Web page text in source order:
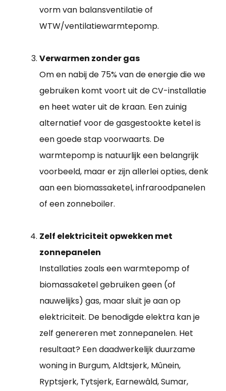
vorm van balansventilatie of
WTW/ventilatiewarmtepomp.
Verwarmen zonder gas
Om en nabij de 75% van de energie die we
gebruiken komt voort uit de CV-installatie
en heet water uit de kraan. Een zuinig
alternatief voor de gasgestookte ketel is
een goede stap voorwaarts. De
warmtepomp is natuurlijk een belangrijk
voorbeeld, maar er zijn allerlei opties, denk
aan een biomassaketel, infraroodpanelen
of een zonneboiler.
Zelf elektriciteit opwekken met
zonnepanelen
Installaties zoals een warmtepomp of
biomassaketel gebruiken geen (of
nauwelijks) gas, maar sluit je aan op
elektriciteit. De benodigde elektra kan je
zelf genereren met zonnepanelen. Het
resultaat? Een daadwerkelijk duurzame
woning in Burgum, Aldtsjerk, Mûnein,
Ryptsjerk, Tytsjerk, Earnewâld, Sumar,